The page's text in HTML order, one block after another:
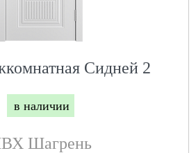
Сидней 2
в наличии
Шагрень